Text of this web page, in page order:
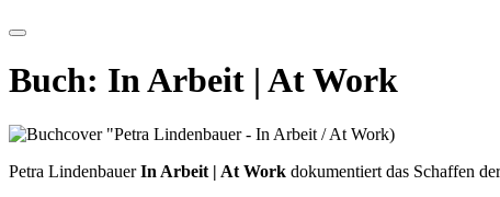
Buch: In Arbeit | At Work
Petra LindenbauerIn Arbeit | At Work dokumentiert das Schaffen